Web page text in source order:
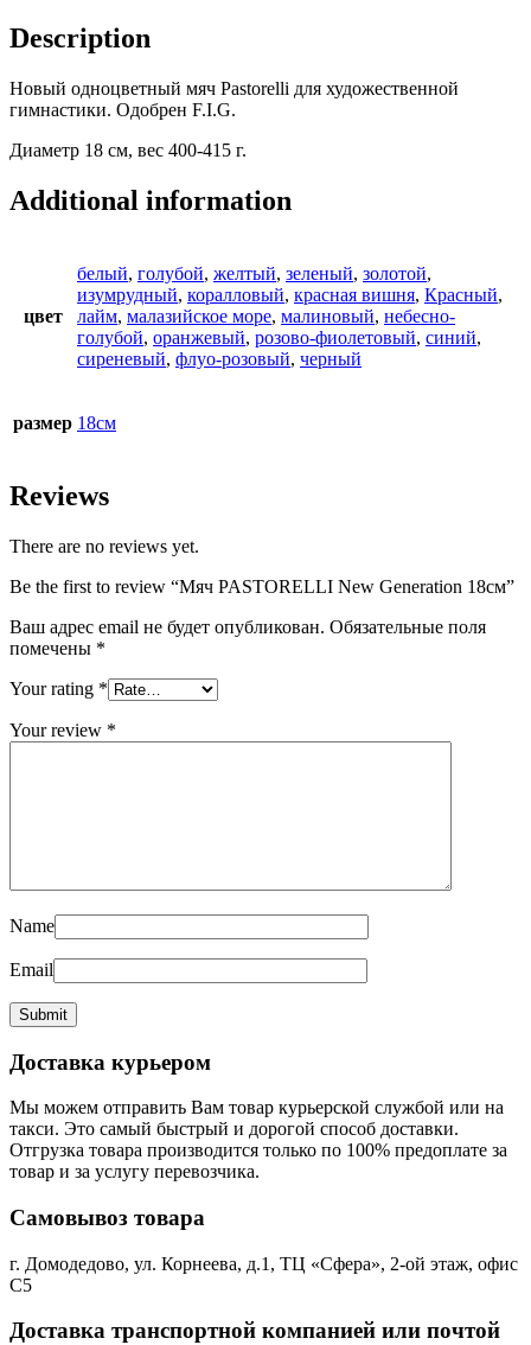
Description
Новый одноцветный мяч Pastorelli для художественной
гимнастики. Одобрен F.I.G.
Диаметр 18 см, вес 400-415 г.
Additional information
цвет
белый, голубой, желтый, зеленый, золотой,
изумрудный, коралловый, красная вишня, Красный,
лайм, малазийское море, малиновый, небесно-
голубой, оранжевый, розово-фиолетовый, синий,
сиреневый, флуо-розовый, черный
размер 18см
Reviews
There are no reviews yet.
Be the first to review “Мяч PASTORELLI New Generation 18см”
Ваш адрес email не будет опубликован. Обязательные поля
помечены *
Your rating *
Your review *
Name
Email
Доставка курьером
Мы можем отправить Вам товар курьерской службой или на
такси. Это самый быстрый и дорогой способ доставки.
Отгрузка товара производится только по 100% предоплате за
товар и за услугу перевозчика.
Самовывоз товара
г. Домодедово, ул. Корнеева, д.1, ТЦ «Сфера», 2-ой этаж, офис
С5
Доставка транспортной компанией или почтой